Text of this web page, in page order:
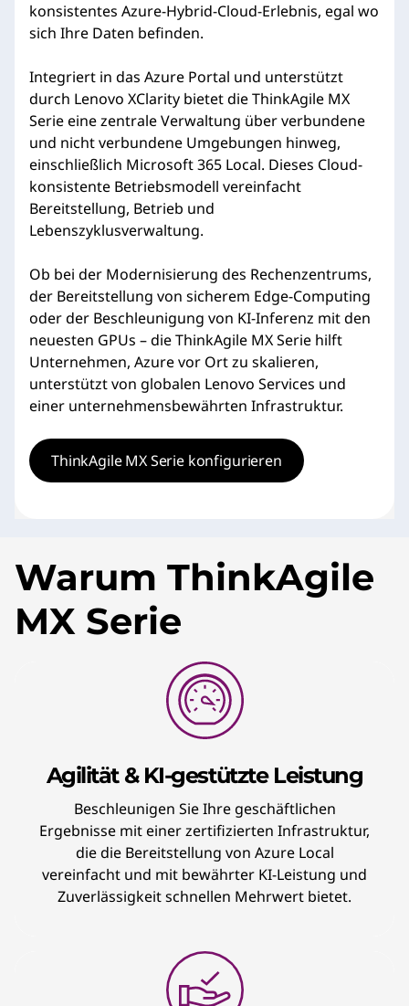
konsistentes Azure-Hybrid-Cloud-Erlebnis, egal wo
sich Ihre Daten befinden.
Integriert in das Azure Portal und unterstützt
durch Lenovo XClarity bietet die ThinkAgile MX
Serie eine zentrale Verwaltung über verbundene
und nicht verbundene Umgebungen hinweg,
einschließlich Microsoft 365 Local. Dieses Cloud-
konsistente Betriebsmodell vereinfacht
Bereitstellung, Betrieb und
Lebenszyklusverwaltung.
Ob bei der Modernisierung des Rechenzentrums,
der Bereitstellung von sicherem Edge-Computing
oder der Beschleunigung von KI-Inferenz mit den
neuesten GPUs – die ThinkAgile MX Serie hilft
Unternehmen, Azure vor Ort zu skalieren,
unterstützt von globalen Lenovo Services und
einer unternehmensbewährten Infrastruktur.
ThinkAgile MX Serie konfigurieren
Warum ThinkAgile
MX Serie
Agilität & KI-gestützte Leistung
Beschleunigen Sie Ihre geschäftlichen
Ergebnisse mit einer zertifizierten Infrastruktur,
die die Bereitstellung von Azure Local
vereinfacht und mit bewährter KI-Leistung und
Zuverlässigkeit schnellen Mehrwert bietet.